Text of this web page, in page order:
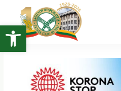
Open toolbar
turinio